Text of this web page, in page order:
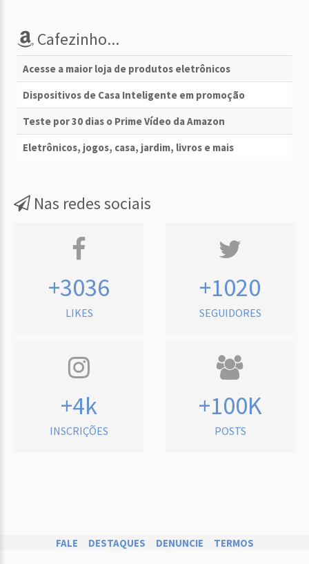
Cafezinho...
Acesse a maior loja de produtos eletrônicos
Dispositivos de Casa Inteligente em promoção
Teste por 30 dias o Prime Vídeo da Amazon
Eletrônicos, jogos, casa, jardim, livros e mais
Nas redes sociais
+3036
LIKES
+1020
SEGUIDORES
+4k
INSCRIÇÕES
+100K
POSTS
FALE DESTAQUES DENUNCIE TERMOS